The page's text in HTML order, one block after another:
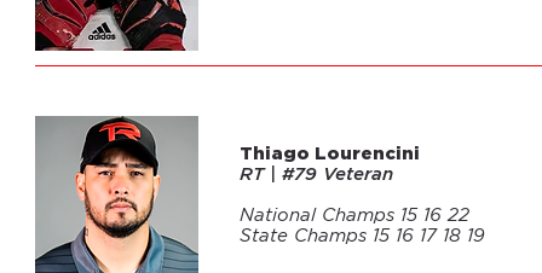
02 Thiago Lourencini
RT | #79 Veteran
National Champs 15 16 22
State Champs 15 16 17 18 19